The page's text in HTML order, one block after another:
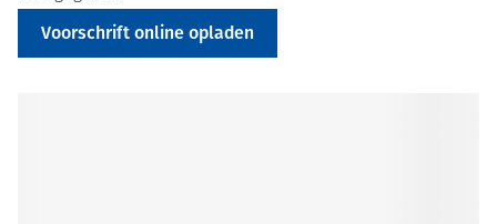
Voorschrift online opladen